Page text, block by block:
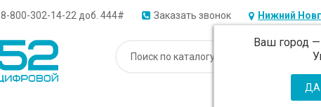
8-800-302-14-22 доб. 444# Заказать звонок Нижний
Ваш город —